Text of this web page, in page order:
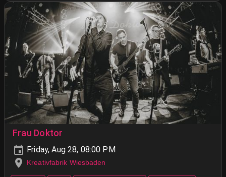
Frau Doktor
Friday, Aug 28, 08:00 PM
Kreativfabrik Wiesbaden